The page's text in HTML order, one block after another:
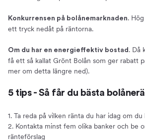
Konkurrensen på bolånemarknaden.
ett tryck nedåt på räntorna.
Om du har en energieffektiv bostad . Då
få ett så kallat Grönt Bolån som ger rabatt
mer om detta längre ned).
5 tips - Så får du bästa
1. Ta reda på vilken ränta du har idag om
2. Kontakta minst fem olika banker och be
ränteförslag